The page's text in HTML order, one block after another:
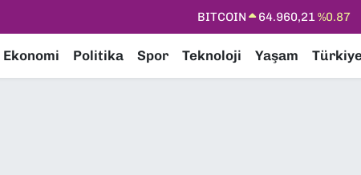
DOLAR 47,7436%0.18
STERLİN
64,4811%0.38
Ekonomi Politika Spor Teknoloji Yaşam Türkiye